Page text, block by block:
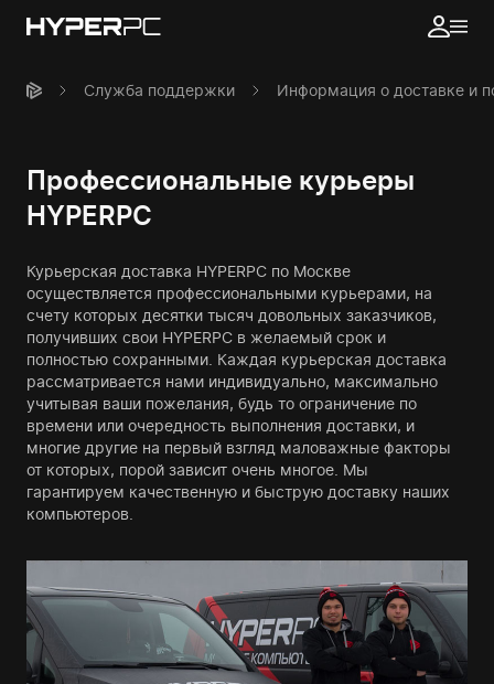
Служба поддержки Информация о доставке и
Профессиональные курьеры
HYPERPC
Курьерская доставка HYPERPC по Москве
осуществляется профессиональными курьерами, на
счету которых десятки тысяч довольных заказчиков,
получивших свои HYPERPC в желаемый срок и
полностью сохранными. Каждая курьерская доставка
рассматривается нами индивидуально, максимально
учитывая ваши пожелания, будь то ограничение по
времени или очередность выполнения доставки, и
многие другие на первый взгляд маловажные факторы
от которых, порой зависит очень многое. Мы
гарантируем качественную и быструю доставку наших
компьютеров.